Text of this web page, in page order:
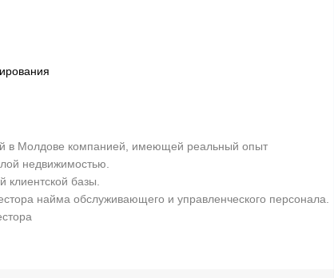
в Молдове компанией, имеющей реальный опыт
недвижимостью.
клиентской базы.
найма обслуживающего и управленческого персонала.